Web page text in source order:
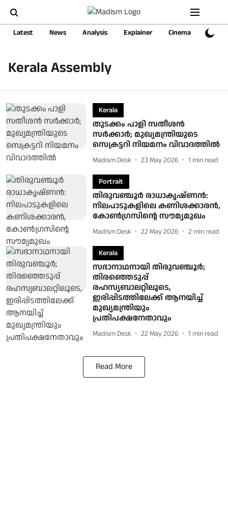
Latest News Analysis Explainer Cinema Sports
Kerala Assembly
Kerala
തുടക്കം പാളി സതീശൻ
സർക്കാർ; മുഖ്യമന്ത്രിയുടെ
സെക്രട്ടറി നിയമനം വിവാദത്തിൽ
Madism Desk 23 May 2026 1 min read
Portrait
തിരുവഞ്ചൂര്‍ രാധാകൃഷ്ണൻ:
നിലപാടുകളിലെ കണിശക്കാരന്‍,
കോണ്‍ഗ്രസിന്റെ സൗമ്യമുഖം
Madism Desk 22 May 2026 2 min read
Kerala
സഭാനാഥനായി തിരുവഞ്ചൂർ;
തിരഞ്ഞെടുപ്പ്
രഹസ്യബാലറ്റിലൂടെ,
ഇരിപ്പിടത്തിലേക്ക് ആനയിച്ച്
മുഖ്യമന്ത്രിയും
പ്രതിപക്ഷനേതാവും
Madism Desk 22 May 2026 1 min read
Read More